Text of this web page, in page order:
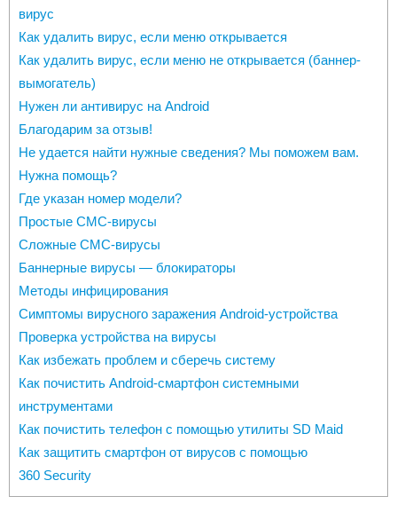
вирус
Как удалить вирус, если меню открывается
Как удалить вирус, если меню не открывается (баннер-
вымогатель)
Нужен ли антивирус на Android
Благодарим за отзыв!
Не удается найти нужные сведения? Мы поможем вам.
Нужна помощь?
Где указан номер модели?
Простые СМС-вирусы
Сложные СМС-вирусы
Баннерные вирусы — блокираторы
Методы инфицирования
Симптомы вирусного заражения Android-устройства
Проверка устройства на вирусы
Как избежать проблем и сберечь систему
Как почистить Android-смартфон системными
инструментами
Как почистить телефон с помощью утилиты SD Maid
Как защитить смартфон от вирусов с помощью
360 Security